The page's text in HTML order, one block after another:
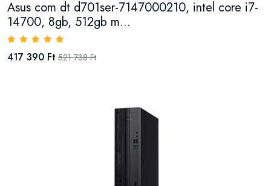
Asus com dt d701ser-7147000210, intel core i7-
14700, 8gb, 512gb m...
417 390 Ft 521 738 Ft